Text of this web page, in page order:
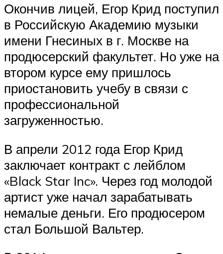
Окончив лицей, Егор Крид поступил
в Российскую Академию музыки
имени Гнесиных в г. Москве на
продюсерский факультет. Но уже на
втором курсе ему пришлось
приостановить учебу в связи с
профессиональной
загруженностью.
В апрели 2012 года Егор Крид
заключает контракт с лейблом
«Black Star Inc». Через год молодой
артист уже начал зарабатывать
немалые деньги. Его продюсером
стал Большой Вальтер.